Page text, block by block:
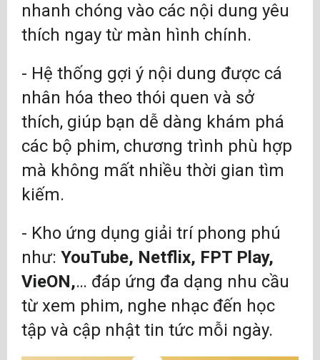
nhanh chóng vào các nội dung yêu
thích ngay từ màn hình chính.
- Hệ thống gợi ý nội dung được cá
nhân hóa theo thói quen và sở
thích, giúp bạn dễ dàng khám phá
các bộ phim, chương trình phù hợp
mà không mất nhiều thời gian tìm
kiếm.
- Kho ứng dụng giải trí phong phú
như: YouTube, Netflix, FPT Play,
VieON,… đáp ứng đa dạng nhu cầu
từ xem phim, nghe nhạc đến học
tập và cập nhật tin tức mỗi ngày.